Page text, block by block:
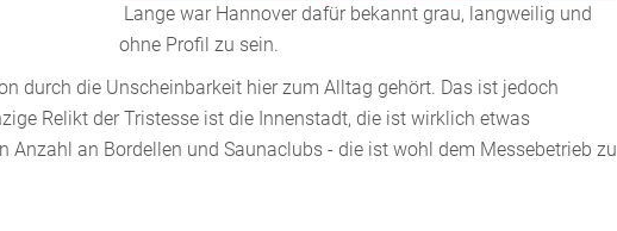
Lange war Hannover dafür bekannt grau, langweilig und
ohne Profil zu sein.
durch die Unscheinbarkeit hier zum Alltag gehört. Das ist jedoch
Relikt der Tristesse ist die Innenstadt, die ist wirklich etwas
Anzahl an Bordellen und Saunaclubs - die ist wohl dem Messebetrieb zu